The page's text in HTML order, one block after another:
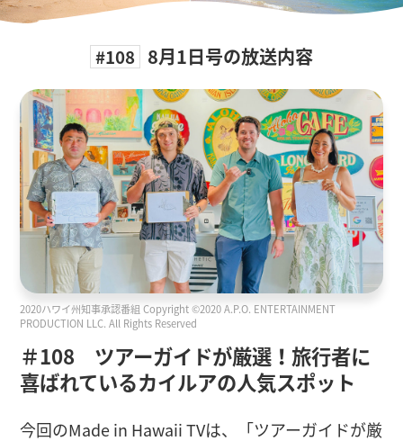
#108 8月1日号の放送内容
2020ハワイ州知事承認番組 Copyright ©2020 A.P.O. ENTERTAINMENT
PRODUCTION LLC. All Rights Reserved
＃108 ツアーガイドが厳選！旅行者に
喜ばれているカイルアの人気スポット
今回のMade in Hawaii TVは、「ツアーガイドが厳